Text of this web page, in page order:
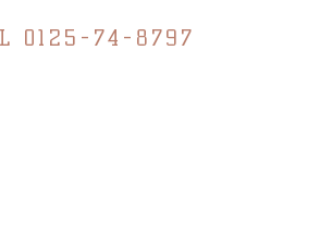
0125-74-8797